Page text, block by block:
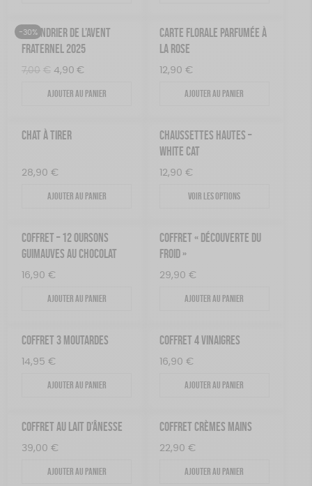
-30%
CALENDRIER DE L’AVENT
FRATERNEL 2025
7,00 € Le
initial
4,90 €
actuel
Ajouter au panier
CARTE FLORALE PARFUMÉE À
LA ROSE
12,90 €
Ajouter au panier
CHAT À TIRER
28,90 €
Ajouter au panier
CHAUSSETTES HAUTES –
WHITE CAT
12,90 €
Voir les options
COFFRET – 12 OURSONS
GUIMAUVES AU CHOCOLAT
16,90 €
Ajouter au panier
COFFRET « DÉCOUVERTE DU
FROID »
29,90 €
Ajouter au panier
COFFRET 3 MOUTARDES
14,95 €
Ajouter au panier
COFFRET 4 VINAIGRES
16,90 €
Ajouter au panier
COFFRET AU LAIT D’ÂNESSE
39,00 €
Ajouter au panier
COFFRET CRÈMES MAINS
22,90 €
Ajouter au panier